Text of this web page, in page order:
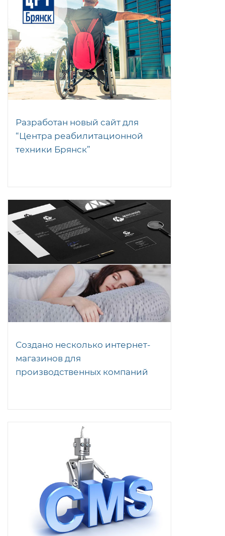
Разработан новый сайт для
“Центра реабилитационной
техники Брянск”
Создано несколько интернет-
магазинов для
производственных компаний